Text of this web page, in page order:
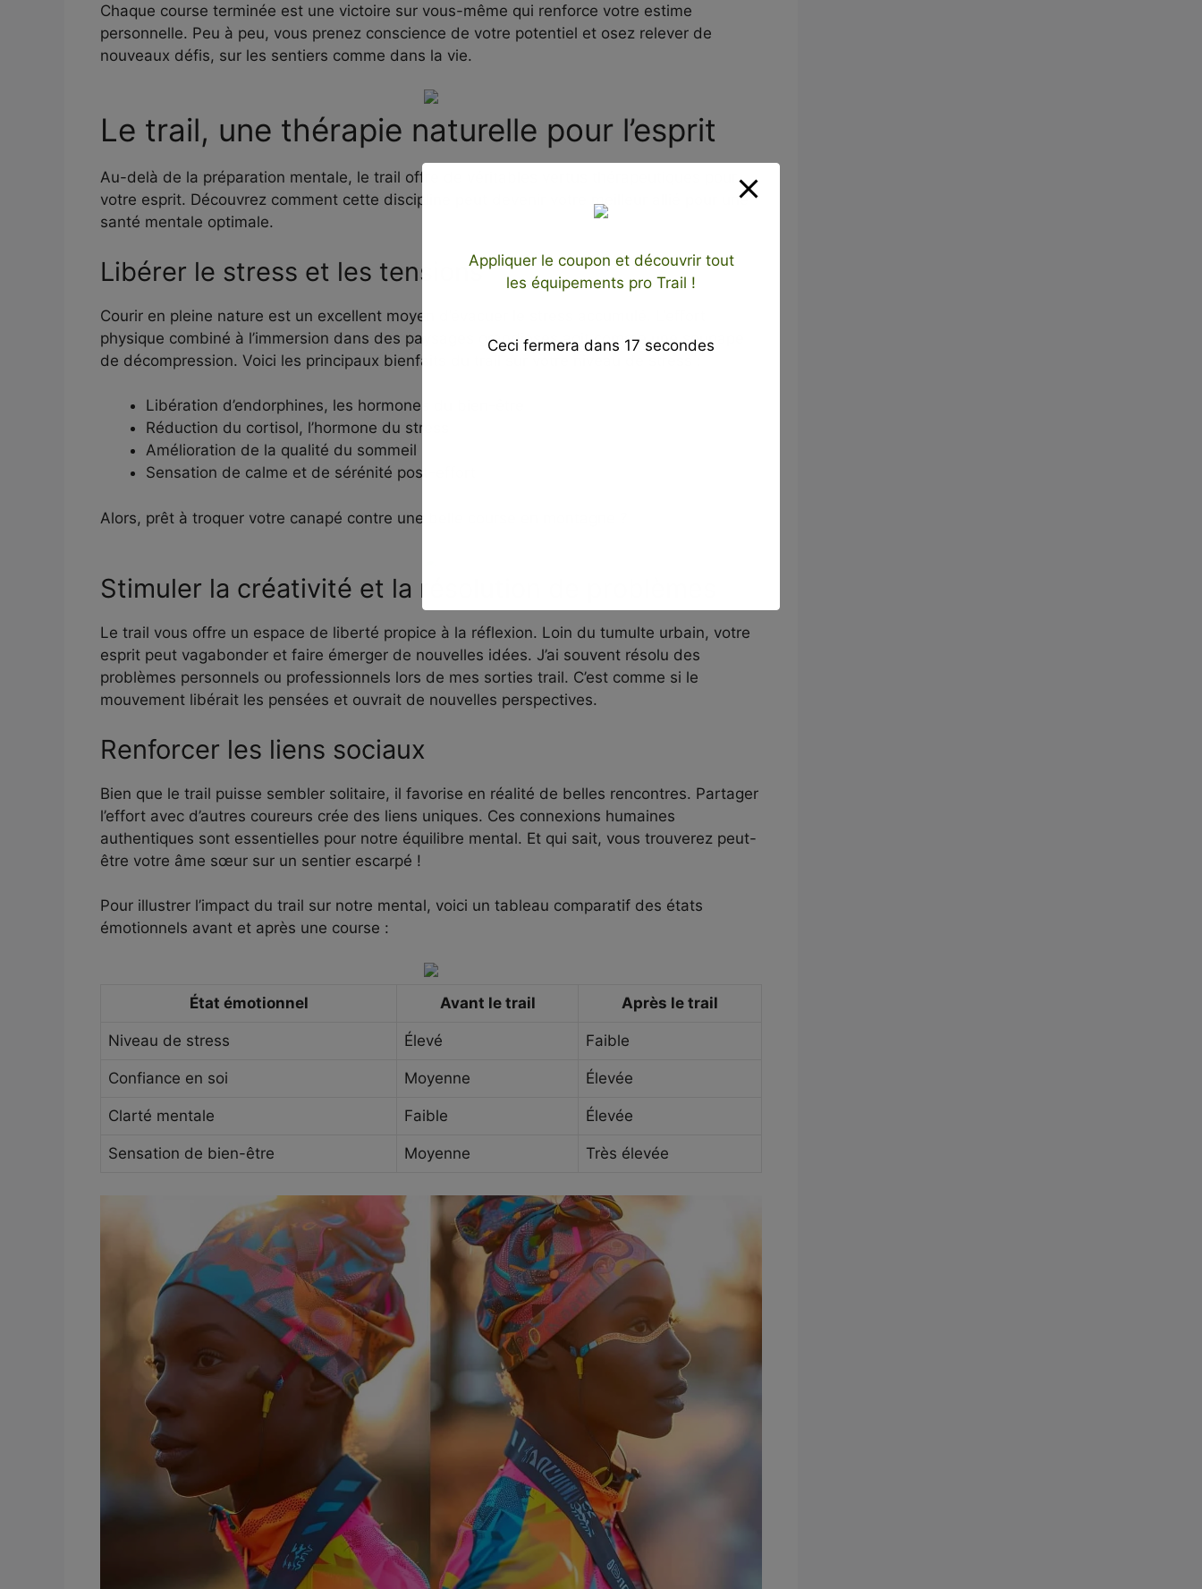
Chaque course terminée est une victoire sur vous-même qui renforce votre estime
personnelle. Peu à peu, vous prenez conscience de votre potentiel et osez relever de
nouveaux défis, sur les sentiers comme dans la vie.
Le trail, une thérapie naturelle pour l’esprit
Au-delà de la préparation mentale, le trail offre de véritables vertus thérapeutiques pour
votre esprit. Découvrez comment cette discipline peut devenir votre meilleur allié pour une
santé mentale optimale.
Libérer le stress et les tensions
Courir en pleine nature est un excellent moyen d’évacuer le stress accumulé. L’effort
physique combiné à l’immersion dans des paysages grandioses agit comme une soupape
de décompression. Voici les principaux bienfaits du trail sur votre niveau de stress :
Libération d’endorphines, les hormones du bien-être
Réduction du cortisol, l’hormone du stress
Amélioration de la qualité du sommeil
Sensation de calme et de sérénité post-effort
Alors, prêt à troquer votre canapé contre une belle course en montagne ?
Stimuler la créativité et la résolution de problèmes
Le trail vous offre un espace de liberté propice à la réflexion. Loin du tumulte urbain, votre
esprit peut vagabonder et faire émerger de nouvelles idées. J’ai souvent résolu des
problèmes personnels ou professionnels lors de mes sorties trail. C’est comme si le
mouvement libérait les pensées et ouvrait de nouvelles perspectives.
Renforcer les liens sociaux
Bien que le trail puisse sembler solitaire, il favorise en réalité de belles rencontres. Partager
l’effort avec d’autres coureurs crée des liens uniques. Ces connexions humaines
authentiques sont essentielles pour notre équilibre mental. Et qui sait, vous trouverez peut-
être votre âme sœur sur un sentier escarpé !
Pour illustrer l’impact du trail sur notre mental, voici un tableau comparatif des états
émotionnels avant et après une course :
État émotionnel Avant le trail Après le trail
Niveau de stress Élevé Faible
Confiance en soi Moyenne Élevée
Clarté mentale Faible Élevée
Sensation de bien-être Moyenne Très élevée
Appliquer le coupon et découvrir tout
les équipements pro Trail !
Ceci fermera dans 15 secondes